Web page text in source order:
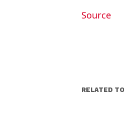
Source
RELATED